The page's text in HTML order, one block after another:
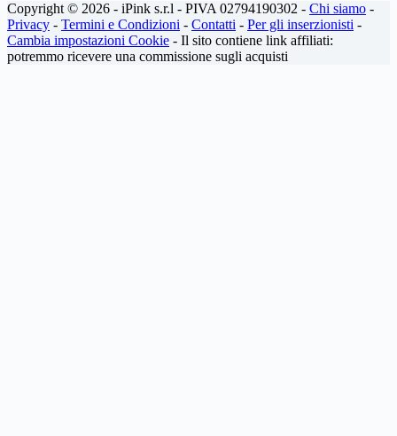
Copyright © 2026 - iPink s.r.l - PIVA 02794190302 - Chi siamo -
Privacy - Termini e Condizioni - Contatti - Per gli inserzionisti -
Cambia impostazioni Cookie - Il sito contiene link affiliati:
potremmo ricevere una commissione sugli acquisti